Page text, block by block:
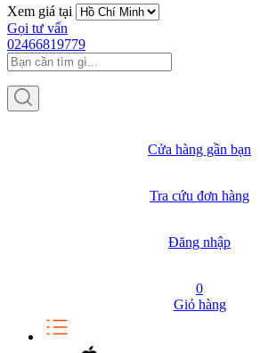
Xem giá tại
Gọi tư vấn
02466819779
Cửa hàng gần bạn
Tra cứu đơn hàng
Đăng nhập
0
Giỏ hàng